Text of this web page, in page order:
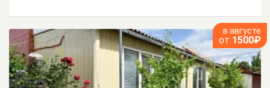
в августе
от 1500₽